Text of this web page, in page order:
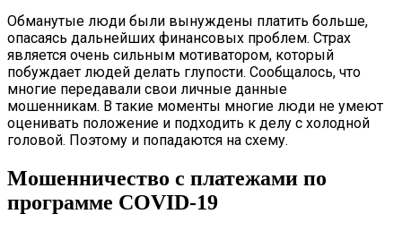
Обманутые люди были вынуждены платить больше,
опасаясь дальнейших финансовых проблем. Страх
является очень сильным мотиватором, который
побуждает людей делать глупости. Сообщалось, что
многие передавали свои личные данные
мошенникам. В такие моменты многие люди не умеют
оценивать положение и подходить к делу с холодной
головой. Поэтому и попадаются на схему.
Мошенничество с платежами по
программе COVID-19